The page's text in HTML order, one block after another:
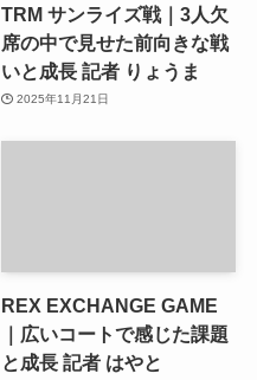
TRM サンライズ戦｜3人欠
席の中で見せた前向きな戦
いと成長 記者 りょうま
2025年11月21日
REX EXCHANGE GAME
｜広いコートで感じた課題
と成長 記者 はやと